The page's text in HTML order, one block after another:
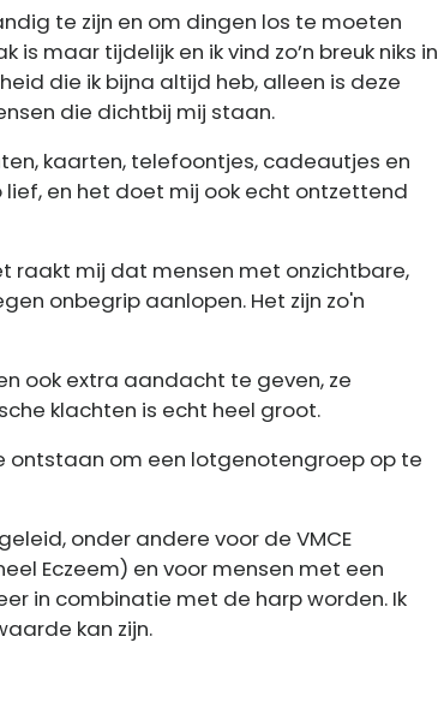
te zijn en om dingen los te moeten
maar tijdelijk en ik vind zo’n breuk niks in
die ik bijna altijd heb, alleen is deze
die dichtbij mij staan.
kaarten, telefoontjes, cadeautjes en
lief, en het doet mij ook echt ontzettend
raakt mij dat mensen met onzichtbare,
onbegrip aanlopen. Het zijn zo'n
ook extra aandacht te geven, ze
klachten is echt heel groot.
ontstaan om een lotgenotengroep op te
onder andere voor de VMCE
Eczeem) en voor mensen met een
in combinatie met de harp worden. Ik
kan zijn.